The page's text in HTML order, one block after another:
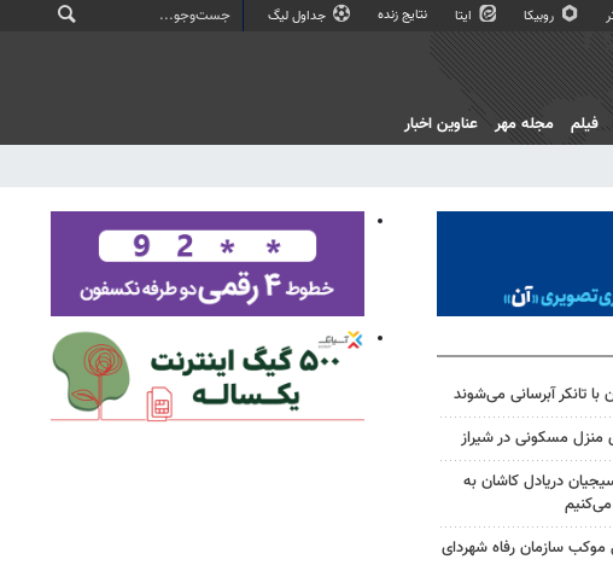
روبیکا ایتا نتایج زنده جداول لیگ
فیلم مجله مهر عناوین اخبار
مسکونی در شیراز
دریادل کاشان به
سازمان رفاه شهردای